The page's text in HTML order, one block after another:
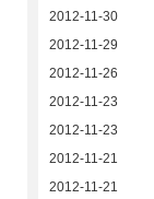
2012-11-30
2012-11-29
2012-11-26
2012-11-23
2012-11-23
2012-11-21
2012-11-21